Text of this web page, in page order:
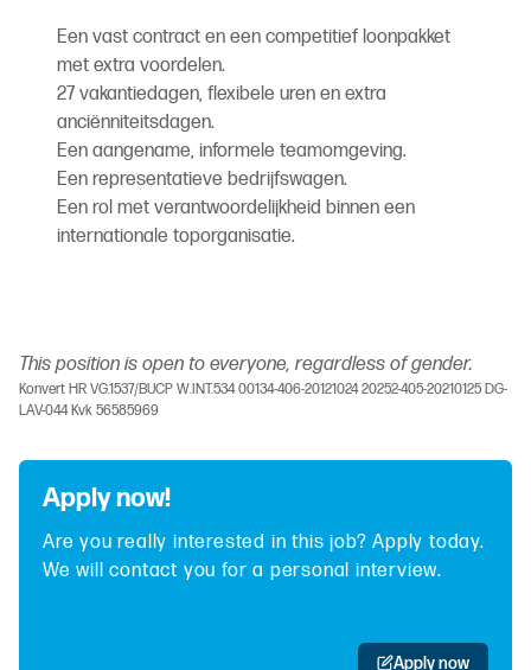
Een vast contract en een competitief loonpakket
met extra voordelen.
27 vakantiedagen, flexibele uren en extra
anciënniteitsdagen.
Een aangename, informele teamomgeving.
Een representatieve bedrijfswagen.
Een rol met verantwoordelijkheid binnen een
internationale toporganisatie.
This position is open to everyone, regardless of gender.
Konvert HR VG.1537/BUCP W.INT.534 00134-406-20121024 20252-405-20210125 DG-
LAV-044 Kvk 56585969
Apply now!
Are you really interested in this job? Apply today.
We will contact you for a personal interview.
Apply now